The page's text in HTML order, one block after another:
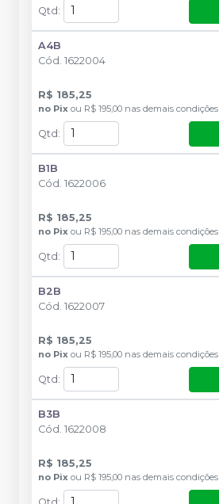
Qtd :
A4B
Cód. 1622004
R$ 185,25
no Pix ou R$ 195,00 nas demais condições
Qtd :
B1B
Cód. 1622006
R$ 185,25
no Pix ou R$ 195,00 nas demais condições
Qtd :
B2B
Cód. 1622007
R$ 185,25
no Pix ou R$ 195,00 nas demais condições
Qtd :
B3B
Cód. 1622008
R$ 185,25
no Pix ou R$ 195,00 nas demais condições